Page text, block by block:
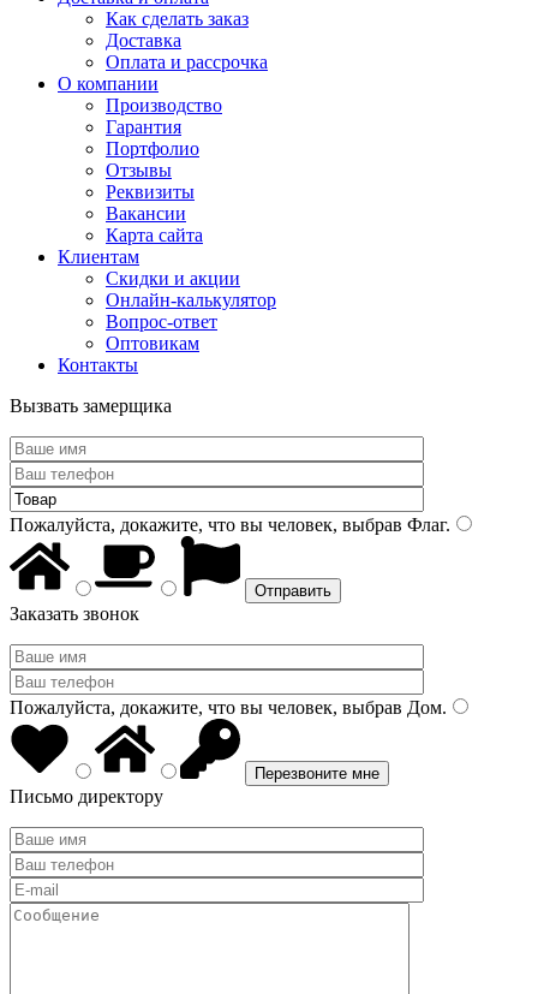
Как сделать заказ
Доставка
Оплата и рассрочка
О компании
Производство
Гарантия
Портфолио
Отзывы
Реквизиты
Вакансии
Карта сайта
Клиентам
Скидки и акции
Онлайн-калькулятор
Вопрос-ответ
Оптовикам
Контакты
Вызвать замерщика
Пожалуйста, докажите, что вы человек, выбрав Флаг.
Заказать звонок
Пожалуйста, докажите, что вы человек, выбрав Дом.
Письмо директору